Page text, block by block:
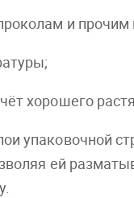
и
хорошего
упаковочной
ей